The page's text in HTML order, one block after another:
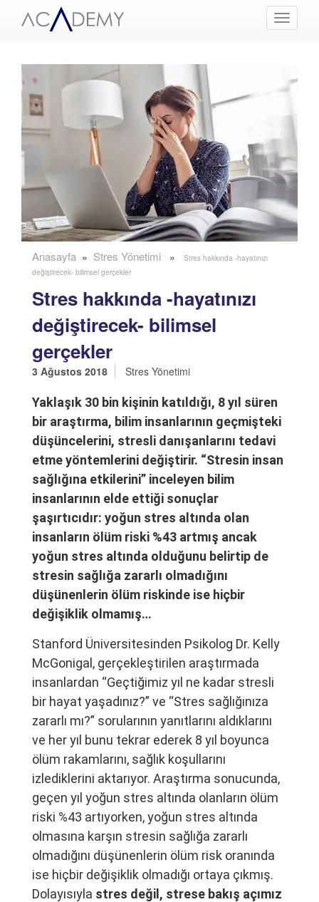
Menüyü
Aç
Anasayfa » Stres Yönetimi »
Stres hakkında -hayatınızı
değiştirecek- bilimsel gerçekler
Stres hakkında -hayatınızı
değiştirecek- bilimsel
gerçekler
3 Ağustos 2018 Stres Yönetimi
Yaklaşık 30 bin kişinin katıldığı, 8 yıl süren
bir araştırma, bilim insanlarının geçmişteki
düşüncelerini, stresli danışanlarını tedavi
etme yöntemlerini değiştirir. “Stresin insan
sağlığına etkilerini” inceleyen bilim
insanlarının elde ettiği sonuçlar
şaşırtıcıdır: yoğun stres altında olan
insanların ölüm riski %43 artmış ancak
yoğun stres altında olduğunu belirtip de
stresin sağlığa zararlı olmadığını
düşünenlerin ölüm riskinde ise hiçbir
değişiklik olmamış…
Stanford Üniversitesinden Psikolog Dr. Kelly
McGonigal, gerçekleştirilen araştırmada
insanlardan “Geçtiğimiz yıl ne kadar stresli
bir hayat yaşadınız?” ve “Stres sağlığınıza
zararlı mı?” sorularının yanıtlarını aldıklarını
ve her yıl bunu tekrar ederek 8 yıl boyunca
ölüm rakamlarını, sağlık koşullarını
izlediklerini aktarıyor. Araştırma sonucunda,
geçen yıl yoğun stres altında olanların ölüm
riski %43 artıyorken, yoğun stres altında
olmasına karşın stresin sağlığa zararlı
olmadığını düşünenlerin ölüm risk oranında
ise hiçbir değişiklik olmadığı ortaya çıkmış.
Dolayısıyla stres değil, strese bakış açımız